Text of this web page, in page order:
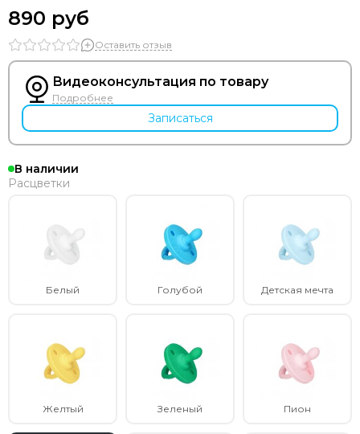
890 руб
Оставить отзыв
Видеоконсультация по товару
Подробнее
Записаться
В наличии
Расцветки
Белый Голубой Детская мечта
Желтый Зеленый Пион